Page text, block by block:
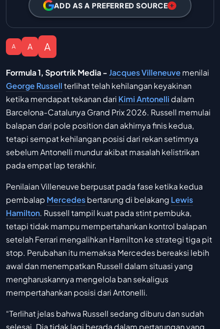
ADD AS A PREFERRED SOURCE
A A A
Formula 1, Sportrik Media -Jacques Villeneuve menilai
George Russellterlihat telah kehilangan keyakinan
ketika mendapat tekanan dari Kimi Antonelli dalam
Barcelona-Catalunya Grand Prix 2026. Russell memulai
balapan dari pole position dan akhirnya finis kedua,
tetapi sempat kehilangan posisi dari rekan setimnya
sebelum Antonelli mundur akibat masalah kelistrikan
pada empat lap terakhir.
Penilaian Villeneuve berpusat pada fase ketika kedua
pembalap Mercedesbertarung di belakang Lewis
Hamilton. Russell tampil kuat pada stint pembuka,
tetapi tidak mampu mempertahankan kontrol balapan
setelah Ferrari mengalihkan Hamilton ke strategi tiga pit
stop. Perubahan itu memaksa Mercedes bereaksi lebih
awal dan menempatkan Russell dalam situasi yang
mengharuskannya mengelola ban sekaligus
mempertahankan posisi dari Antonelli.
“Terlihat jelas bahwa Russell sedang diburu dan sudah
selesai. Dia tidak lagi berada dalam pertarungan yang